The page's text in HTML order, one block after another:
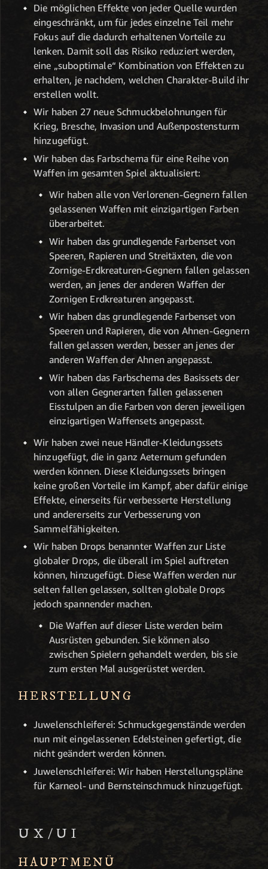
Die möglichen Effekte von jeder Quelle wurden
eingeschränkt, um für jedes einzelne Teil mehr
Fokus auf die dadurch erhaltenen Vorteile zu
lenken. Damit soll das Risiko reduziert werden,
eine „suboptimale“ Kombination von Effekten zu
erhalten, je nachdem, welchen Charakter-Build ihr
erstellen wollt.
Wir haben 27 neue Schmuckbelohnungen für
Krieg, Bresche, Invasion und Außenpostensturm
hinzugefügt.
Wir haben das Farbschema für eine Reihe von
Waffen im gesamten Spiel aktualisiert:
Wir haben alle von Verlorenen-Gegnern fallen
gelassenen Waffen mit einzigartigen Farben
überarbeitet.
Wir haben das grundlegende Farbenset von
Speeren, Rapieren und Streitäxten, die von
Zornige-Erdkreaturen-Gegnern fallen gelassen
werden, an jenes der anderen Waffen der
Zornigen Erdkreaturen angepasst.
Wir haben das grundlegende Farbenset von
Speeren und Rapieren, die von Ahnen-Gegnern
fallen gelassen werden, besser an jenes der
anderen Waffen der Ahnen angepasst.
Wir haben das Farbschema des Basissets der
von allen Gegnerarten fallen gelassenen
Eisstulpen an die Farben von deren jeweiligen
einzigartigen Waffensets angepasst.
Wir haben zwei neue Händler-Kleidungssets
hinzugefügt, die in ganz Aeternum gefunden
werden können. Diese Kleidungssets bringen
keine großen Vorteile im Kampf, aber dafür einige
Effekte, einerseits für verbesserte Herstellung
und andererseits zur Verbesserung von
Sammelfähigkeiten.
Wir haben Drops benannter Waffen zur Liste
globaler Drops, die überall im Spiel auftreten
können, hinzugefügt. Diese Waffen werden nur
selten fallen gelassen, sollten globale Drops
jedoch spannender machen.
Die Waffen auf dieser Liste werden beim
Ausrüsten gebunden. Sie können also
zwischen Spielern gehandelt werden, bis sie
zum ersten Mal ausgerüstet werden.
HERSTELLUNG
Juwelenschleiferei: Schmuckgegenstände werden
nun mit eingelassenen Edelsteinen gefertigt, die
nicht geändert werden können.
Juwelenschleiferei: Wir haben Herstellungspläne
für Karneol- und Bernsteinschmuck hinzugefügt.
UX/UI
HAUPTMENÜ